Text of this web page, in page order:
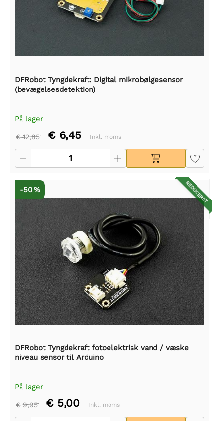
DFRobot Tyngdekraft: Digital mikrobølgesensor
(bevægelsesdetektion)
På lager
€ 12,85 € 6,45 Inkl. moms
REDUCERET
-50 %
DFRobot Tyngdekraft fotoelektrisk vand / væske
niveau sensor til Arduino
På lager
€ 9,95 € 5,00 Inkl. moms